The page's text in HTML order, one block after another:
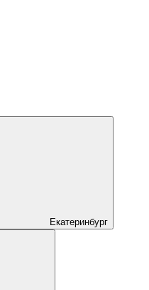
Екатеринбург